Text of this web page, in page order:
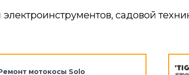
садовой
мотокосы Solo